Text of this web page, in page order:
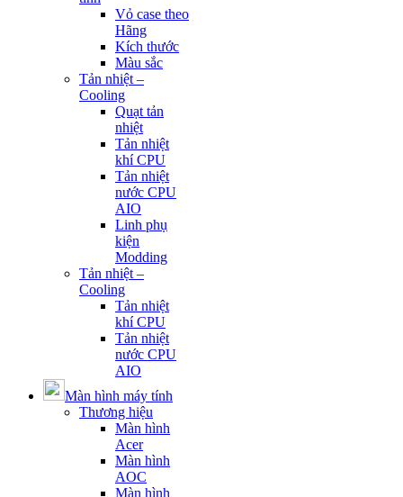
Vỏ case theo
Hãng
Kích thước
Màu sắc
Tản nhiệt –
Cooling
Quạt tản
nhiệt
Tản nhiệt
khí CPU
Tản nhiệt
nước CPU
AIO
Linh phụ
kiện
Modding
Tản nhiệt –
Cooling
Tản nhiệt
khí CPU
Tản nhiệt
nước CPU
AIO
Màn hình máy tính
Thương hiệu
Màn hình
Acer
Màn hình
AOC
Màn hình